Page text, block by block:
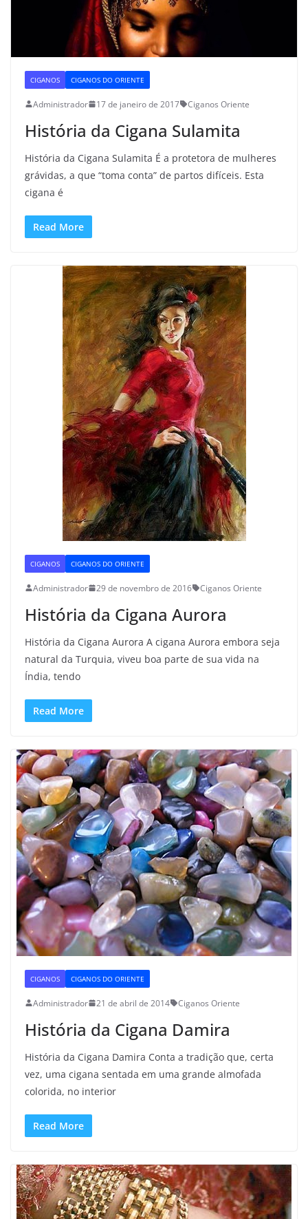
CIGANOS CIGANOS DO ORIENTE
Administrador 17 de janeiro de 2017 Ciganos Oriente
História da Cigana Sulamita
História da Cigana Sulamita É a protetora de mulheres
grávidas, a que “toma conta” de partos difíceis. Esta
cigana é
Read More
CIGANOS CIGANOS DO ORIENTE
Administrador 29 de novembro de 2016 Ciganos Oriente
História da Cigana Aurora
História da Cigana Aurora A cigana Aurora embora seja
natural da Turquia, viveu boa parte de sua vida na
Índia, tendo
Read More
CIGANOS CIGANOS DO ORIENTE
Administrador 21 de abril de 2014 Ciganos Oriente
História da Cigana Damira
História da Cigana Damira Conta a tradição que, certa
vez, uma cigana sentada em uma grande almofada
colorida, no interior
Read More